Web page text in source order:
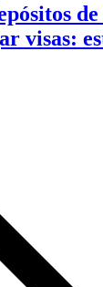
de
visas: